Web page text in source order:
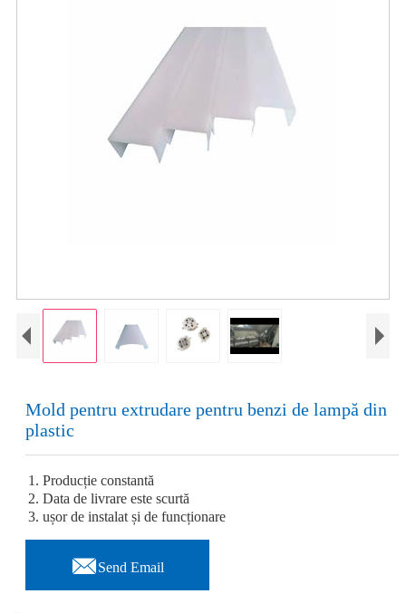
Mold pentru extrudare pentru benzi de lampă din
plastic
1. Producție constantă
2. Data de livrare este scurtă
3. ușor de instalat și de funcționare
Send Email